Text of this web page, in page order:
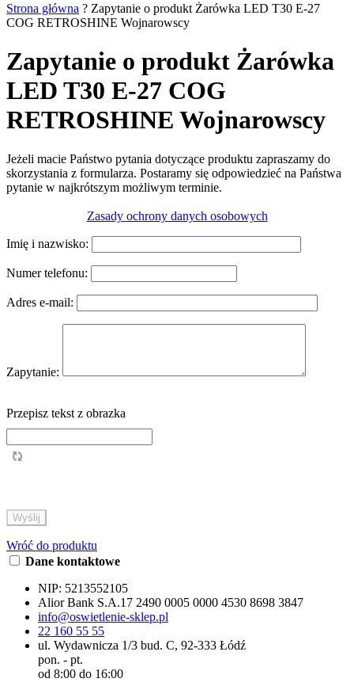
Strona główna ? Zapytanie o produkt Żarówka LED T30 E-27
COG RETROSHINE Wojnarowscy
Zapytanie o produkt Żarówka
LED T30 E-27 COG
RETROSHINE Wojnarowscy
Jeżeli macie Państwo pytania dotyczące produktu zapraszamy do
skorzystania z formularza. Postaramy się odpowiedzieć na Państwa
pytanie w najkrótszym możliwym terminie.
Zasady ochrony danych osobowych
Imię i nazwisko:
Numer telefonu:
Adres e-mail:
Zapytanie:
Przepisz tekst z obrazka
Wróć do produktu
Dane kontaktowe
NIP: 5213552105
Alior Bank S.A.17 2490 0005 0000 4530 8698 3847
info@oswietlenie-sklep.pl
22 160 55 55
ul. Wydawnicza 1/3 bud. C, 92-333 Łódź
pon. - pt.
od 8:00 do 16:00